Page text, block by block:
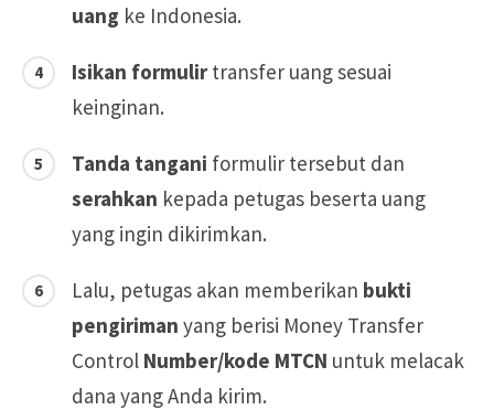
uang ke Indonesia.
Isikan formulirtransfer uang sesuai
keinginan.
Tanda tangani formulir tersebut dan
serahkan kepada petugas beserta uang
yang ingin dikirimkan.
Lalu, petugas akan memberikan bukti
pengiriman yang berisi Money Transfer
Control Number/kode MTCN untuk melacak
dana yang Anda kirim.